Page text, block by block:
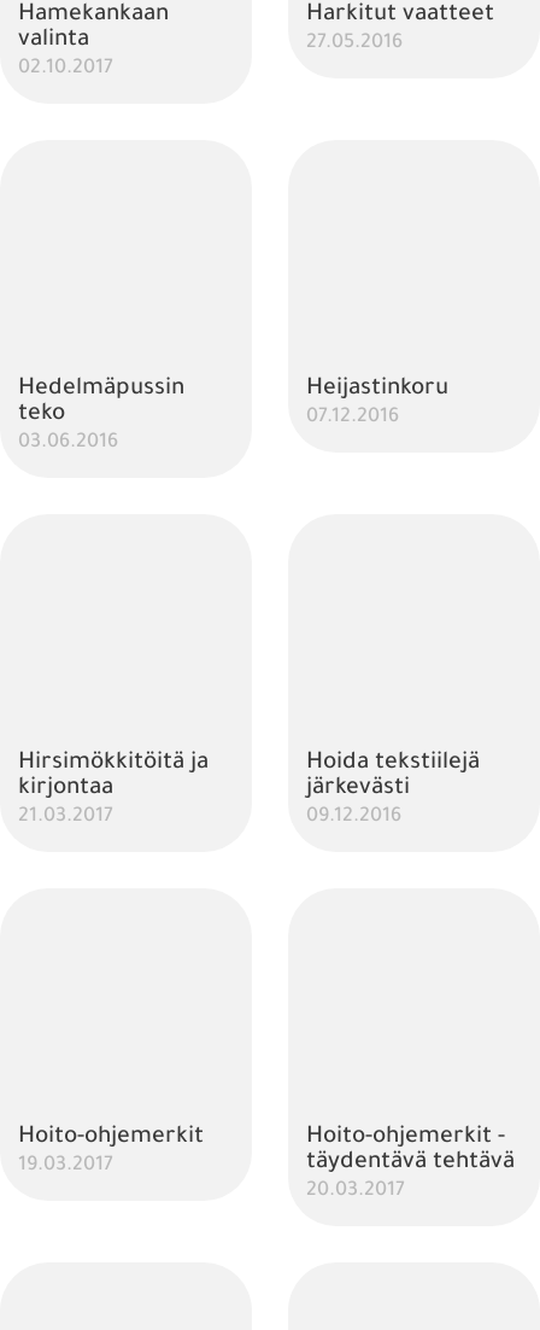
Hamekankaan
valinta
02.10.2017
Harkitut vaatteet
27.05.2016
Hedelmäpussin
teko
03.06.2016
Heijastinkoru
07.12.2016
Hirsimökkitöitä ja
kirjontaa
21.03.2017
Hoida tekstiilejä
järkevästi
09.12.2016
Hoito-ohjemerkit
19.03.2017
Hoito-ohjemerkit -
täydentävä tehtävä
20.03.2017